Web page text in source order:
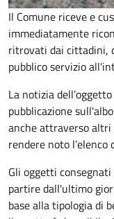
Il Comune riceve e
immediatamente
ritrovati dai cittadini,
pubblico servizio
La notizia
pubblicazione
anche attraverso
rendere noto
Gli oggetti
partire dall'ultimo
base alla tipologia di